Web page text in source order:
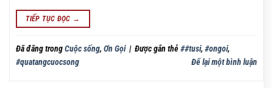
TIẾP TỤC ĐỌC →
Đã đăng trongCuộc sống, Ơn Gọi | Được gắn thẻ ##tusi, #ongoi,
#quatangcuocsong
Để lại một bình luận